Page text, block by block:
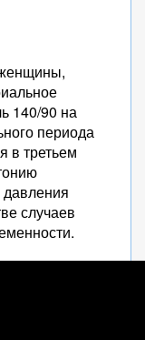
женщины,
140/90 на
периода
в третьем
давления
случаев